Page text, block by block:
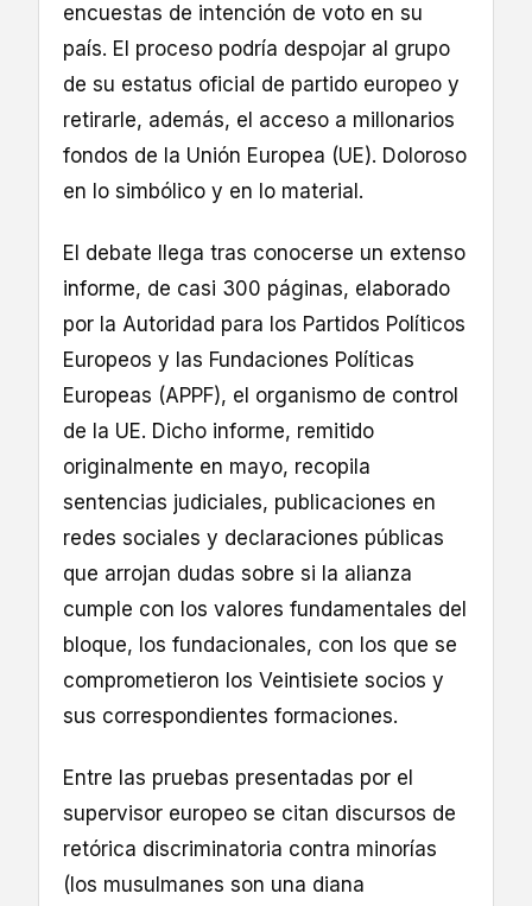
encuestas de intención de voto en su
país. El proceso podría despojar al grupo
de su estatus oficial de partido europeo y
retirarle, además, el acceso a millonarios
fondos de la Unión Europea (UE). Doloroso
en lo simbólico y en lo material.
El debate llega tras conocerse un extenso
informe, de casi 300 páginas, elaborado
por la Autoridad para los Partidos Políticos
Europeos y las Fundaciones Políticas
Europeas (APPF), el organismo de control
de la UE. Dicho informe, remitido
originalmente en mayo, recopila
sentencias judiciales, publicaciones en
redes sociales y declaraciones públicas
que arrojan dudas sobre si la alianza
cumple con los valores fundamentales del
bloque, los fundacionales, con los que se
comprometieron los Veintisiete socios y
sus correspondientes formaciones.
Entre las pruebas presentadas por el
supervisor europeo se citan discursos de
retórica discriminatoria contra minorías
(los musulmanes son una diana